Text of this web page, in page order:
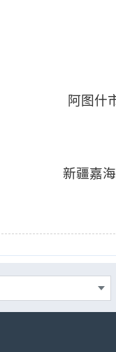
阿图什
新疆嘉